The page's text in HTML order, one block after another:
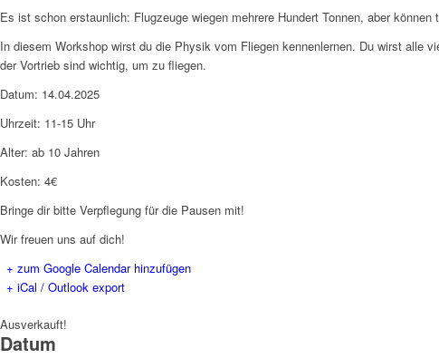
Es ist schon erstaunlich: Flugzeuge wiegen mehrere Hundert Tonnen, aber
In diesem Workshop wirst du die Physik vom Fliegen kennenlernen. Du wirst alle
der Vortrieb sind wichtig, um zu fliegen.
Datum: 14.04.2025
Uhrzeit: 11-15 Uhr
Alter: ab 10 Jahren
Kosten: 4€
Bringe dir bitte Verpflegung für die Pausen mit!
Wir freuen uns auf dich!
+ zum Google Calendar hinzufügen
+ iCal / Outlook export
Ausverkauft!
Datum